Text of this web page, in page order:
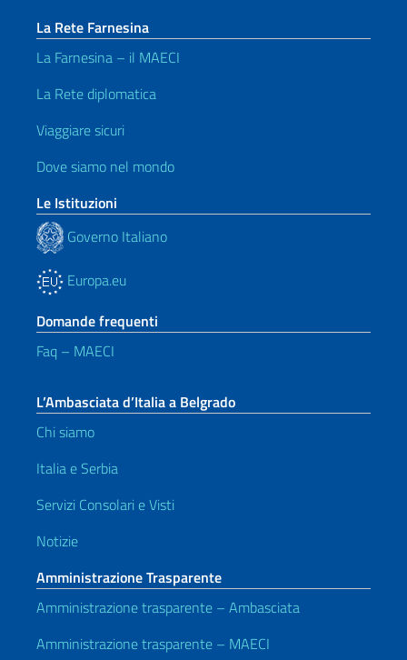
La Rete Farnesina
La Farnesina – il MAECI
La Rete diplomatica
Viaggiare sicuri
Dove siamo nel mondo
Le Istituzioni
Governo Italiano
Europa.eu
Domande frequenti
Faq – MAECI
L’Ambasciata d’Italia a Belgrado
Chi siamo
Italia e Serbia
Servizi Consolari e Visti
Notizie
Amministrazione Trasparente
Amministrazione trasparente – Ambasciata
Amministrazione trasparente – MAECI